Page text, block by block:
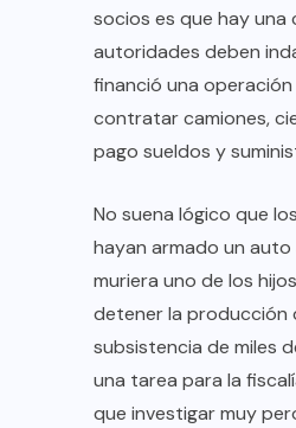
socios es que hay una
autoridades deben
financió una
contratar camiones,
pago sueldos y
No suena lógico que
hayan armado un
muriera uno de los
detener la producción
subsistencia de miles
una tarea para la
que investigar muy